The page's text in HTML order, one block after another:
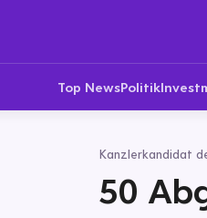
Top NewsPolitik
Kanzlerkandidat
50